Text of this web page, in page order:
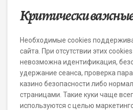
Критически важные
Необходимые cookies
сайта. При отсутствии этих
невозможна идентификация,
удержание сеанса, проверка
казино безопасности либо
страницами. Такие куки чаще
используются с целью